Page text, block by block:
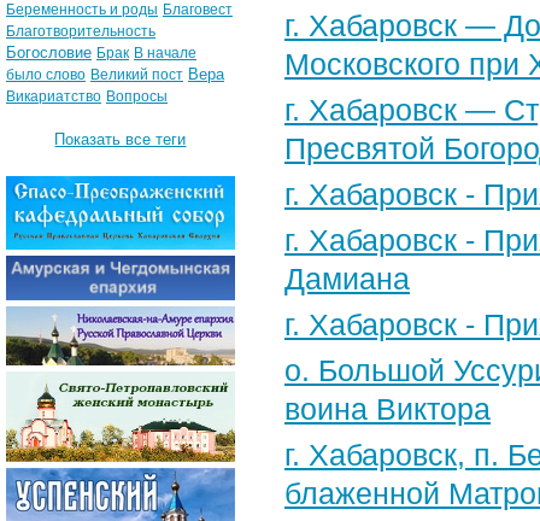
г. Хабаровск —
Московского при
г. Хабаровск —
Пресвятой
г. Хабаровск -
г. Хабаровск -
Дамиана
г. Хабаровск -
о. Большой
воина Виктора
г. Хабаровск, п.
блаженной
Беременность и роды Благовест
Благотворительность
Богословие Брак В начале
было слово Великий пост Вера
Викариатство Вопросы
Показать все теги